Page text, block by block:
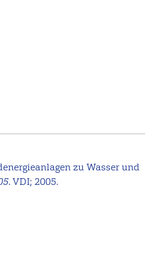
zu Wasser und
. VDI; 2005.